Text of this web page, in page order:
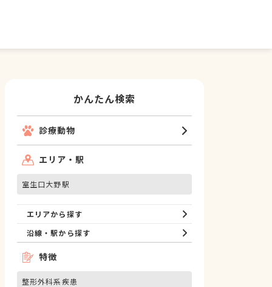
かんたん検索
診療動物
エリア・駅
室生口大野駅
エリアから探す
沿線・駅から探す
特徴
整形外科系疾患